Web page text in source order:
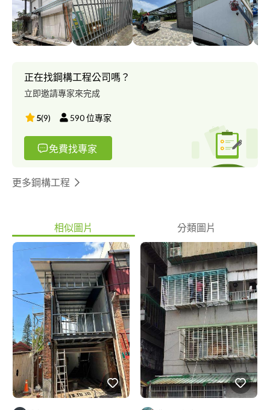
正在找鋼構工程公司嗎？
立即邀請專家來完成
5(9) 590位專家
免費找專家
更多鋼構工程
相似圖片 分類圖片